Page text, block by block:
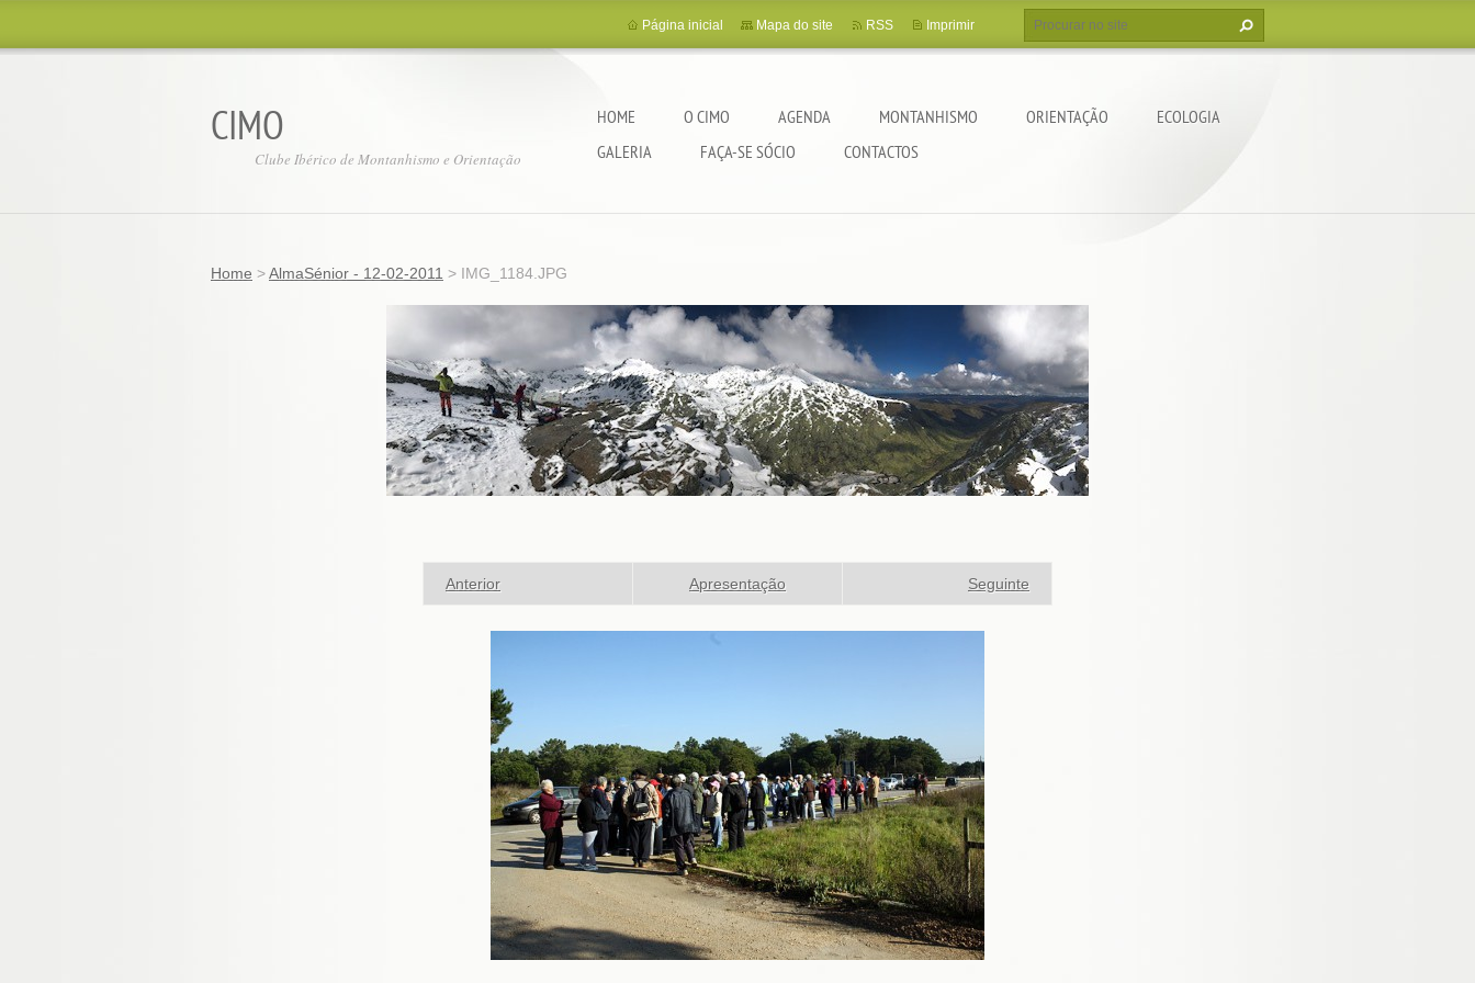
CIMO
Clube Ibérico de Montanhismo e Orientação
HOME O CIMO AGENDA MONTANHISMO ORIENTAÇÃO
ECOLOGIA
GALERIA
FAÇA-SE SÓCIO CONTACTOS
Página inicial Mapa do site RSS Imprimir
Home >AlmaSénior - 12-02-2011 > IMG_1184.JPG
Anterior Apresentação Seguinte